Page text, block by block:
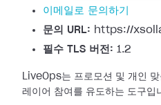
이메일로 문의하기
문의 URL: https://
필수 TLS 버전: 1.2
LiveOps는 프로모션 및 개인
레이어 참여를 유도하는 도구입